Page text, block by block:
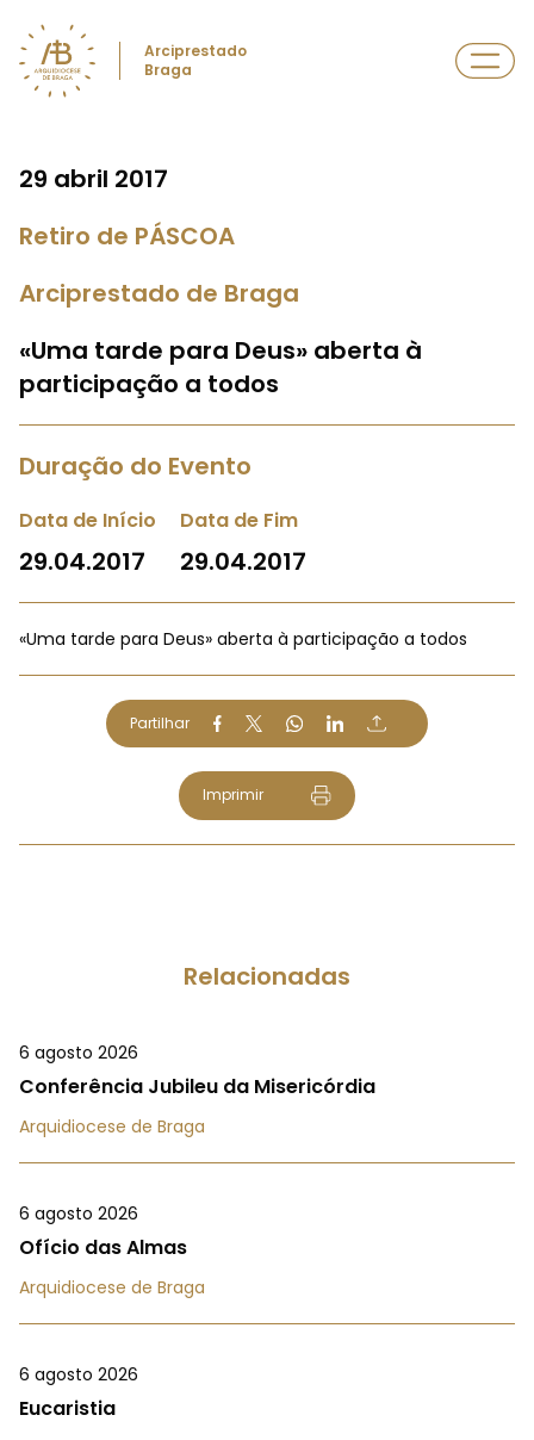
Arciprestado
Braga
29 abril 2017
Retiro de PÁSCOA
Arciprestado de Braga
«Uma tarde para Deus» aberta à
participação a todos
Duração do Evento
Data de Início
29.04.2017
Data de Fim
29.04.2017
«Uma tarde para Deus» aberta à participação a todos
Partilhar
Imprimir
Relacionadas
6 agosto 2026
Conferência Jubileu da Misericórdia
Arquidiocese de Braga
6 agosto 2026
Ofício das Almas
Arquidiocese de Braga
6 agosto 2026
Eucaristia